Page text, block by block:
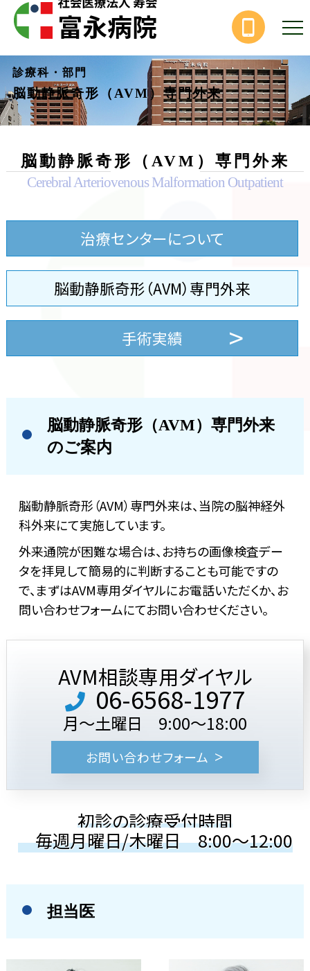
診療科・部門
脳動静脈奇形（AVM）専門外来
脳動静脈奇形（AVM）専門外来
Cerebral Arteriovenous Malformation Outpatient
治療センターについて
脳動静脈奇形（AVM）専門外来
手術実績
脳動静脈奇形（AVM）専門外来
のご案内
脳動静脈奇形（AVM）専門外来は、当院の脳神経外
科外来にて実施しています。
外来通院が困難な場合は、お持ちの画像検査デー
タを拝見して簡易的に判断することも可能ですの
で、まずはAVM専用ダイヤルにお電話いただくか、お
問い合わせフォームにてお問い合わせください。
AVM相談専用ダイヤル
06-6568-1977
月～土曜日 9:00～18:00
お問い合わせフォーム
初診の診療受付時間
毎週月曜日/木曜日 8:00～12:00
担当医